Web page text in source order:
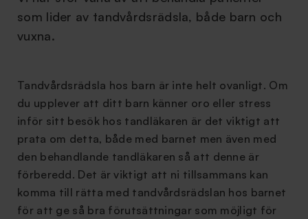
som lider av tandvårdsrädsla, både barn och
vuxna.
Tandvårdsrädsla hos barn är inte helt ovanligt. Om
du upplever att ditt barn känner oro eller stress
inför sitt besök hos tandläkaren är det viktigt att
prata om detta, både med barnet men även med
den behandlande tandläkaren så att denne är
förberedd. Det är viktigt att ni tillsammans kan
komma till rätta med tandvårdsrädslan hos barnet
för att ge så bra förutsättningar som möjligt för